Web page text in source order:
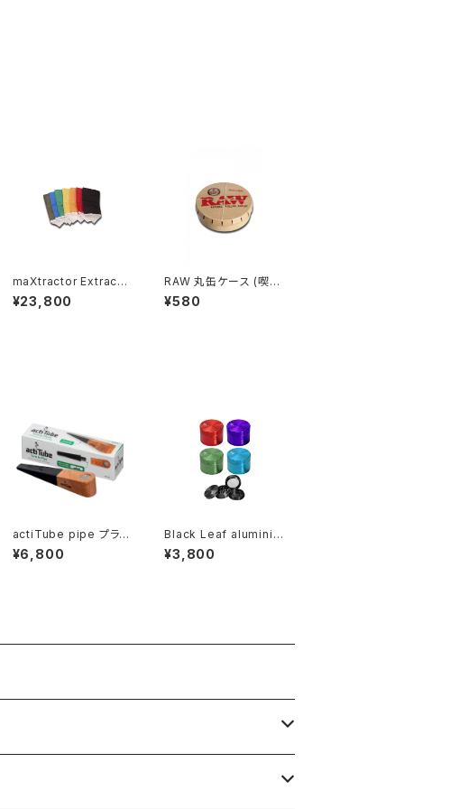
maXtractor Extracto
r Bag 25µ-220µ
¥23,800
RAW 丸缶ケース (喫煙
具・手巻きたばこ用品)
¥580
actiTube pipe プライ
アー
¥6,800
Black Leaf aluminiu
m Grinder 4pc blac
k
¥3,800